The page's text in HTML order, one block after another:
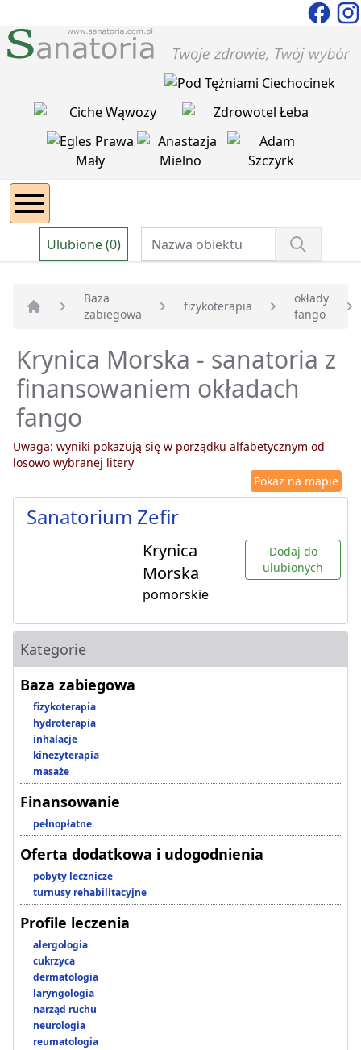
Ulubione (0)
Strona główna
Baza
zabiegowa
fizykoterapia
okłady
fango
Krynica Morska - sanatoria z
finansowaniem okładach
fango
Uwaga: wyniki pokazują się w porządku alfabetycznym od
losowo wybranej litery
Pokaż na mapie
Sanatorium Zefir
Krynica
Morska
pomorskie
Dodaj do
ulubionych
Kategorie
Baza zabiegowa
fizykoterapia
hydroterapia
inhalacje
kinezyterapia
masaże
Finansowanie
pełnopłatne
Oferta dodatkowa i udogodnienia
pobyty lecznicze
turnusy rehabilitacyjne
Profile leczenia
alergologia
cukrzyca
dermatologia
laryngologia
narząd ruchu
neurologia
reumatologia